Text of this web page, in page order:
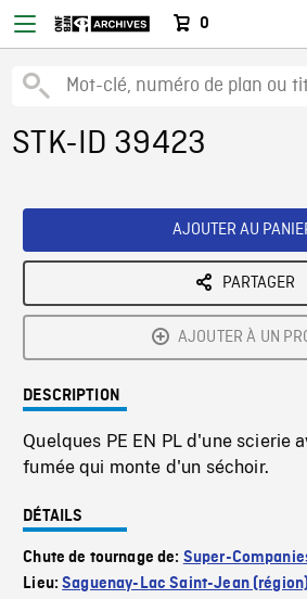
0
STK-ID 39423
AJOUTER AU
PARTAGER
AJOUTER À UN
DESCRIPTION
Quelques PE EN PL d'une scierie
fumée qui monte d'un séchoir.
DÉTAILS
Chute de tournage de: Super-
Lieu:Saguenay-Lac Saint-Jean